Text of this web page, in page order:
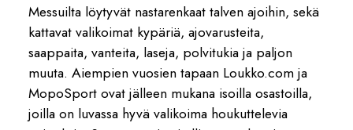
Messuilta löytyvät nastarenkaat talven ajoihin, sekä
kattavat valikoimat kypäriä, ajovarusteita,
saappaita, vanteita, laseja, polvitukia ja paljon
muuta. Aiempien vuosien tapaan Loukko.com ja
MopoSport ovat jälleen mukana isoilla osastoilla,
joilla on luvassa hyvä valikoima houkuttelevia